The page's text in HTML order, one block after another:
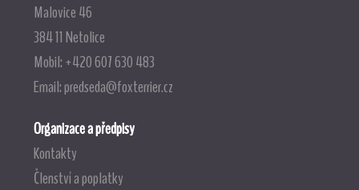
Malovice 46
384 11 Netolice
Mobil: +420 607 630 483
Email:predseda@foxterrier.cz
Organizace a předpisy
Kontakty
Členství a poplatky